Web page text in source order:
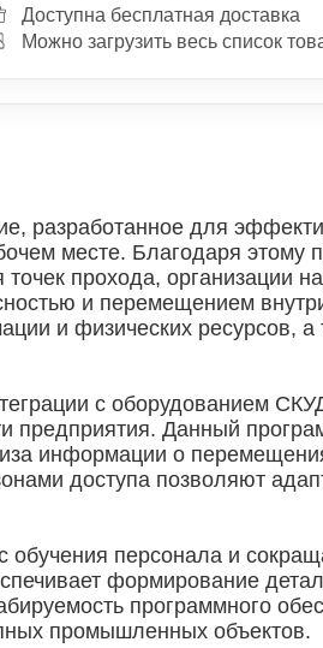
Доступна бесплатная доставка
Можно загрузить весь список
разработанное для
месте. Благодаря этому
прохода, организации
и перемещением
и физических ресурсов, а
с оборудованием
предприятия. Данный
информации о
доступа позволяют
обучения персонала и
формирование
программного
промышленных объектов.